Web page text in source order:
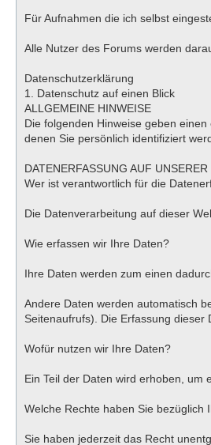
Für Aufnahmen die ich selbst
Alle Nutzer des Forums werden
Datenschutzerklärung
1. Datenschutz auf einen Blick
ALLGEMEINE HINWEISE
Die folgenden Hinweise geben
denen Sie persönlich identifiziert
DATENERFASSUNG AUF
Wer ist verantwortlich für die
Die Datenverarbeitung auf dieser
Wie erfassen wir Ihre Daten?
Ihre Daten werden zum einen
Andere Daten werden automatisch
Seitenaufrufs). Die Erfassung dieser
Wofür nutzen wir Ihre Daten?
Ein Teil der Daten wird erhoben, um
Welche Rechte haben Sie bezüglich
Sie haben jederzeit das Recht